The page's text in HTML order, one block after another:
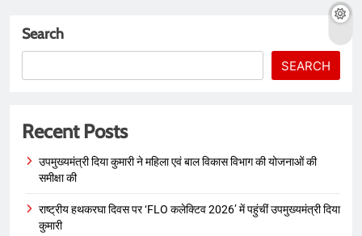
Search
SEARCH
Recent Posts
उपमुख्यमंत्री दिया कुमारी ने महिला एवं बाल विकास विभाग की योजनाओं की
समीक्षा की
राष्ट्रीय हथकरघा दिवस पर ‘FLO कलेक्टिव 2026’ में पहुंचीं उपमुख्यमंत्री दिया
कुमारी